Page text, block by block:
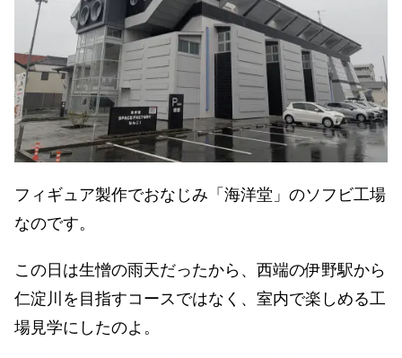
フィギュア製作でおなじみ「海洋堂」のソフビ工場
なのです。
この日は生憎の雨天だったから、西端の伊野駅から
仁淀川を目指すコースではなく、室内で楽しめる工
場見学にしたのよ。